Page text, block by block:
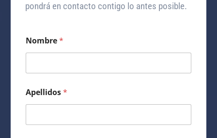
pondrá en contacto contigo lo antes posible.
Nombre*
Apellidos*